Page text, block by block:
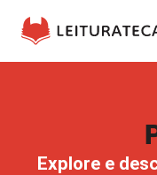
Explore e